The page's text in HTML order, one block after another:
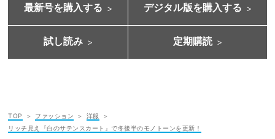
最新号を購入する デジタル版を購入する
試し読み 定期購読
TOP ファッション
洋服
リッチ見え『白のサテンスカート』で冬後半のモノトーンを更新！